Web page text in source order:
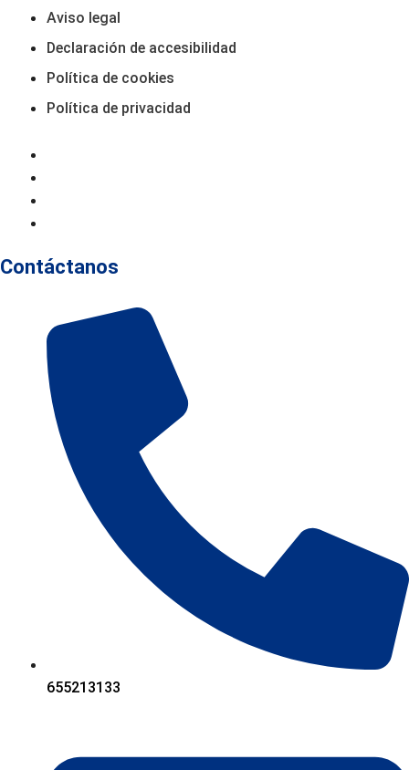
Aviso legal
Declaración de accesibilidad
Política de cookies
Política de privacidad
Contáctanos
655213133